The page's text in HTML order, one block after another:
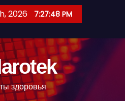
2026 7:27:49 PM
здоровья